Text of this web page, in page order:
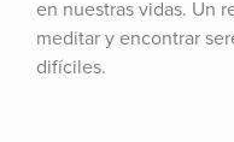
en nuestras vidas. Un
meditar y encontrar
difíciles.